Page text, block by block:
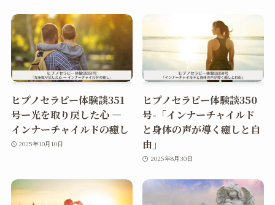
ヒプノセラピー体験談351
号ー光を取り戻した心 ―
インナーチャイルドの癒し
2025年10月10日
ヒプノセラピー体験談350
号-「インナーチャイルド
と身体の声が導く癒しと自
由」
2025年8月30日